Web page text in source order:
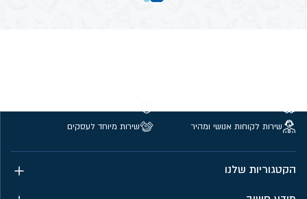
שירות לקוחות אנושי ומהיר
שירות מיוחד לעסקים
הקטגוריות שלנו